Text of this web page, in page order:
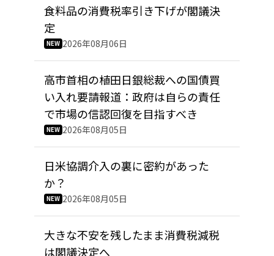
食料品の消費税率引き下げが閣議決
定
2026年08月06日
高市首相の植田日銀総裁への国債買
い入れ要請報道：政府は自らの責任
で市場の信認回復を目指すべき
2026年08月05日
日米協調介入の裏に密約があった
か？
2026年08月05日
大きな不安を残したまま消費税減税
は閣議決定へ